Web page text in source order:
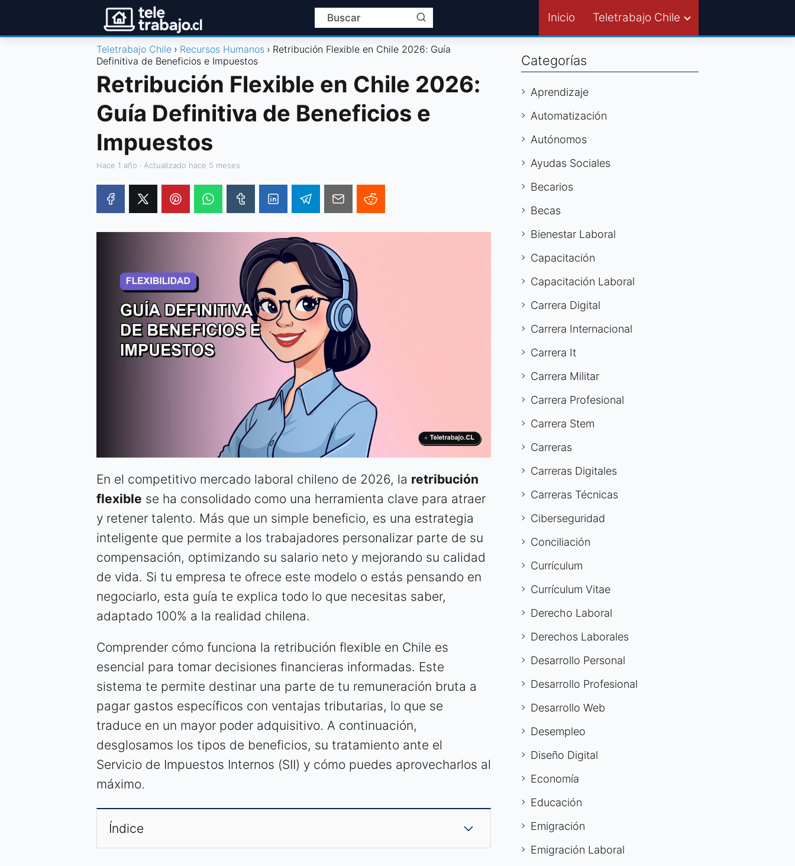
Inicio Teletrabajo Chile
Teletrabajo Chile Recursos Humanos
Retribución Flexible en Chile 2026: Guía
Definitiva de Beneficios e Impuestos
Retribución Flexible en Chile 2026:
Guía Definitiva de Beneficios e
Impuestos
hace 1 año · Actualizado hace 5 meses
En el competitivo mercado laboral chileno de 2026, la retribución
flexible se ha consolidado como una herramienta clave para atraer
y retener talento. Más que un simple beneficio, es una estrategia
inteligente que permite a los trabajadores personalizar parte de su
compensación, optimizando su salario neto y mejorando su calidad
de vida. Si tu empresa te ofrece este modelo o estás pensando en
negociarlo, esta guía te explica todo lo que necesitas saber,
adaptado 100% a la realidad chilena.
Comprender cómo funciona la retribución flexible en Chile es
esencial para tomar decisiones financieras informadas. Este
sistema te permite destinar una parte de tu remuneración bruta a
pagar gastos específicos con ventajas tributarias, lo que se
traduce en un mayor poder adquisitivo. A continuación,
desglosamos los tipos de beneficios, su tratamiento ante el
Servicio de Impuestos Internos (SII) y cómo puedes aprovecharlos al
máximo.
Índice
Categorías
Aprendizaje
Automatización
Autónomos
Ayudas Sociales
Becarios
Becas
Bienestar Laboral
Capacitación
Capacitación Laboral
Carrera Digital
Carrera Internacional
Carrera It
Carrera Militar
Carrera Profesional
Carrera Stem
Carreras
Carreras Digitales
Carreras Técnicas
Ciberseguridad
Conciliación
Currículum
Currículum Vitae
Derecho Laboral
Derechos Laborales
Desarrollo Personal
Desarrollo Profesional
Desarrollo Web
Desempleo
Diseño Digital
Economía
Educación
Emigración
Emigración Laboral